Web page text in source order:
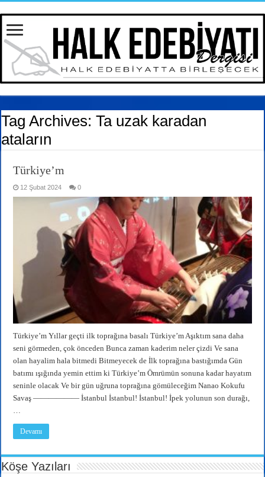
Tag Archives:Ta uzak karadan
ataların
Türkiye’m
12 Şubat 2024 0
Türkiye’m Yıllar geçti ilk toprağına basalı Türkiye’m Aşıktım sana daha
seni görmeden, çok önceden Bunca zaman kaderim neler çizdi Ve sana
olan hayalim hala bitmedi Bitmeyecek de İlk toprağına bastığımda Gün
batımı ışığında yemin ettim ki Türkiye’m Ömrümün sonuna kadar hayatım
seninle olacak Ve bir gün uğruna toprağına gömüleceğim Nanao Kokufu
Savaş —————— İstanbul İstanbul! İstanbul! İpek yolunun son durağı,
…
Devamı
Köşe Yazıları